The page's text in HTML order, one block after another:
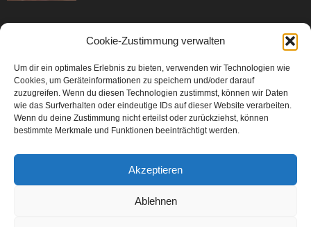
Cookie-Zustimmung verwalten
Um dir ein optimales Erlebnis zu bieten, verwenden wir Technologien wie
Cookies, um Geräteinformationen zu speichern und/oder darauf
zuzugreifen. Wenn du diesen Technologien zustimmst, können wir Daten
wie das Surfverhalten oder eindeutige IDs auf dieser Website verarbeiten.
Wenn du deine Zustimmung nicht erteilst oder zurückziehst, können
bestimmte Merkmale und Funktionen beeinträchtigt werden.
Akzeptieren
Ablehnen
Events & Success 3003
Breaking News 2067
Aktuelles
Featured Article
Karriere 567